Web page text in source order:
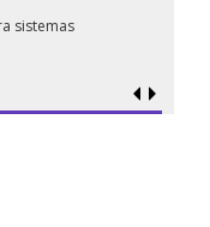
sistemas